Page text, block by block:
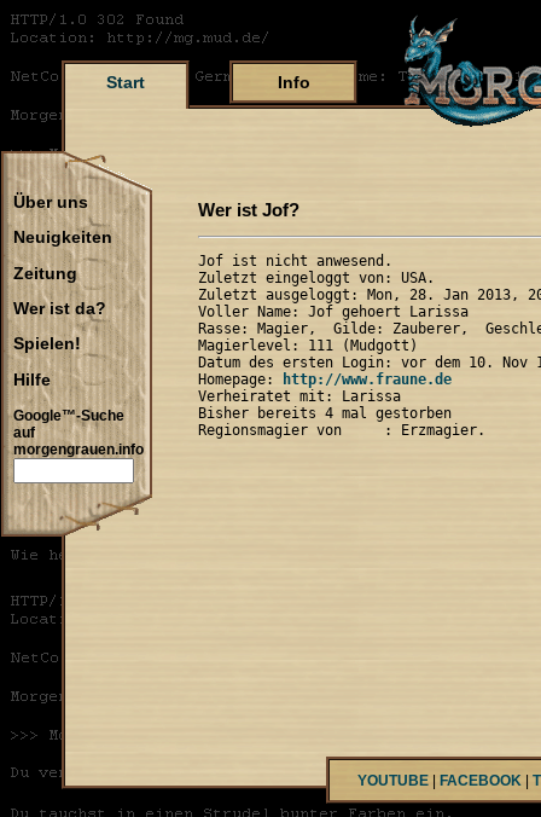
Start Info
Über uns
Neuigkeiten
Zeitung
Wer ist da?
Spielen!
Hilfe
Google™-Suche
auf
morgengrauen.info
Wer ist Jof?
Jof ist nicht anwesend.
Zuletzt eingeloggt von: USA.
Zuletzt ausgeloggt: Mon, 28. Jan 2013,
Voller Name: Jof gehoert Larissa
Rasse: Magier,  Gilde: Zauberer,
Magierlevel: 111 (Mudgott)
Datum des ersten Login: vor dem 10. Nov
Homepage:
http://www.fraune.de
Verheiratet mit: Larissa
Bisher bereits 4 mal gestorben
YOUTUBE FACEBOOK